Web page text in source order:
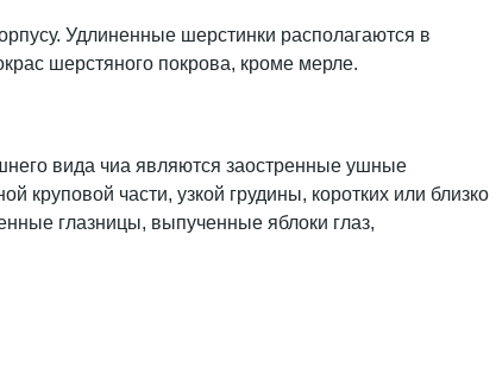
Удлиненные шерстинки располагаются в
шерстяного покрова, кроме мерле.
вида чиа являются заостренные ушные
круповой части, узкой грудины, коротких или близко
глазницы, выпученные яблоки глаз,